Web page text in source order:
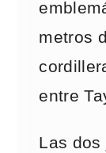
metros
entre
Las dos